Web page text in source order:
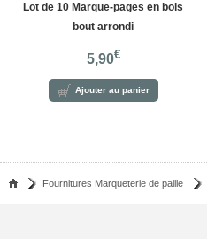
Lot de 10 Marque-pages en bois
bout arrondi
5,90€
Ajouter au panier
Fournitures Marqueterie de paille